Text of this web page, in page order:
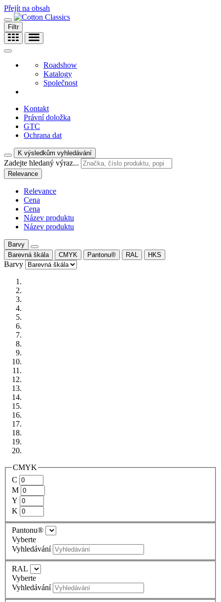
Přejít na obsah
Filtr
Roadshow
Katalogy
Společnost
Kontakt
Právní doložka
GTC
Ochrana dat
K výsledkům vyhledávání
Zadejte hledaný výraz...
Relevance
Relevance
Cena
Cena
Název produktu
Název produktu
Barvy
Barevná škála
CMYK Pantonu® RAL HKS
Barvy
CMYK
C
M
Y
K
Pantonu®
Vyberte
Vyhledávání
RAL
Vyberte
Vyhledávání